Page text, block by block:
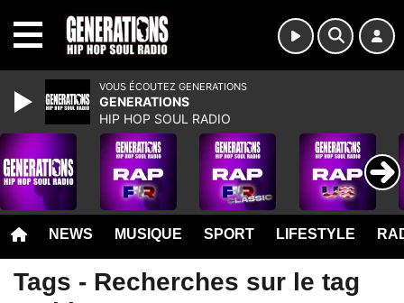
NEWS MUSIQUE SPORT LIFESTYLE
Tags - Recherches sur le tag
VOUS ÉCOUTEZ GENERATIONS
GENERATIONS
HIP HOP SOUL RADIO